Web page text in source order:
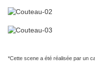
*Cette scene a été réalisée par un